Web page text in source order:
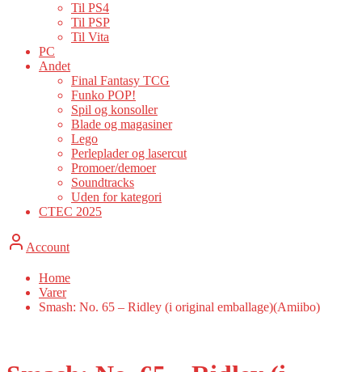
Til PS4
Til PSP
Til Vita
PC
Andet
Final Fantasy TCG
Funko POP!
Spil og konsoller
Blade og magasiner
Lego
Perleplader og lasercut
Promoer/demoer
Soundtracks
Uden for kategori
CTEC 2025
Account
Home
Varer
Smash: No. 65 – Ridley (i original emballage)(Amiibo)